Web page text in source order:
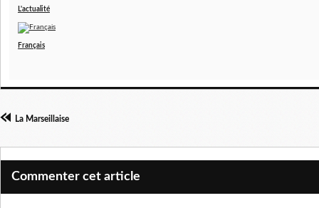
L'actualité
Français
La Marseillaise
Commenter cet article